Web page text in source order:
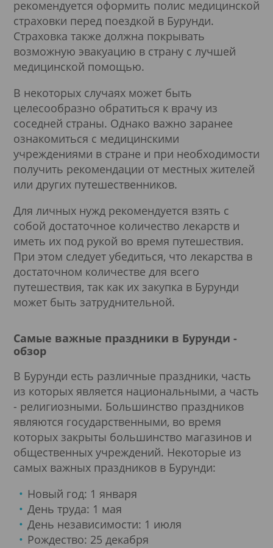
рекомендуется оформить полис медицинской
страховки перед поездкой в Бурунди.
Страховка также должна покрывать
возможную эвакуацию в страну с лучшей
медицинской помощью.
В некоторых случаях может быть
целесообразно обратиться к врачу из
соседней страны. Однако важно заранее
ознакомиться с медицинскими
учреждениями в стране и при необходимости
получить рекомендации от местных жителей
или других путешественников.
Для личных нужд рекомендуется взять с
собой достаточное количество лекарств и
иметь их под рукой во время путешествия.
При этом следует убедиться, что лекарства в
достаточном количестве для всего
путешествия, так как их закупка в Бурунди
может быть затруднительной.
Самые важные праздники в Бурунди -
обзор
В Бурунди есть различные праздники, часть
из которых является национальными, а часть
- религиозными. Большинство праздников
являются государственными, во время
которых закрыты большинство магазинов и
общественных учреждений. Некоторые из
самых важных праздников в Бурунди:
Новый год: 1 января
День труда: 1 мая
День независимости: 1 июля
Рождество: 25 декабря